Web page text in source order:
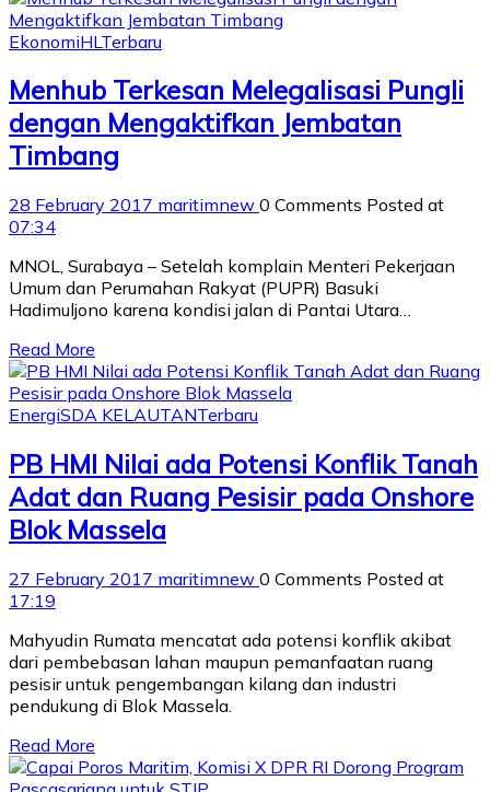
EkonomiHL Terbaru
Menhub Terkesan Melegalisasi Pungli
dengan Mengaktifkan Jembatan
Timbang
28 February 2017 maritimnew 0 Comments Posted at
07:34
MNOL, Surabaya – Setelah komplain Menteri Pekerjaan
Umum dan Perumahan Rakyat (PUPR) Basuki
Hadimuljono karena kondisi jalan di Pantai Utara…
Read More
EnergiSDA KELAUTANTerbaru
PB HMI Nilai ada Potensi Konflik Tanah
Adat dan Ruang Pesisir pada Onshore
Blok Massela
27 February 2017 maritimnew 0 Comments Posted at
17:19
Mahyudin Rumata mencatat ada potensi konflik akibat
dari pembebasan lahan maupun pemanfaatan ruang
pesisir untuk pengembangan kilang dan industri
pendukung di Blok Massela.
Read More